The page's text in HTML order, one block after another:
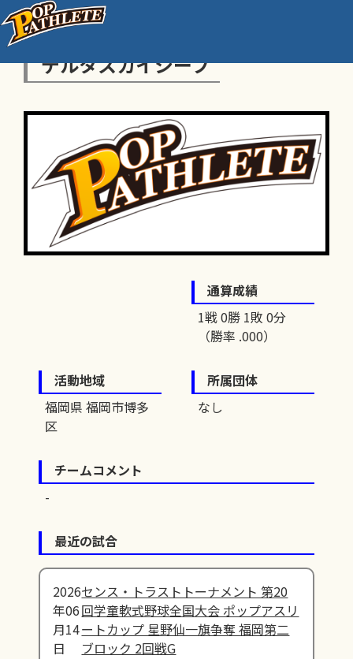
デルタスカイシープ
通算成績
1戦 0勝 1敗 0分
（勝率 .000）
活動地域
福岡県 福岡市博多
区
所属団体
なし
チームコメント
最近の試合
2026
年06
月14
日
センス・トラストトーナメント 第20
回学童軟式野球全国大会 ポップアスリ
ートカップ 星野仙一旗争奪 福岡第二
ブロック 2回戦G